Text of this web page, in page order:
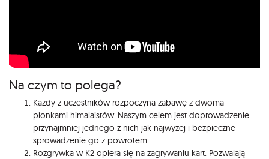
Na czym to polega?
Każdy z uczestników rozpoczyna zabawę z dwoma
pionkami himalaistów. Naszym celem jest doprowadzenie
przynajmniej jednego z nich jak najwyżej i bezpieczne
sprowadzenie go z powrotem.
Rozgrywka w K2 opiera się na zagrywaniu kart. Pozwalają